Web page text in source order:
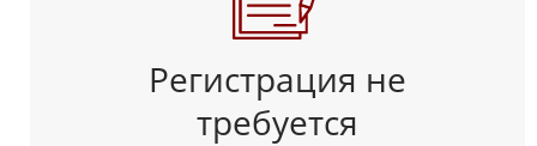
Регистрация не
требуется